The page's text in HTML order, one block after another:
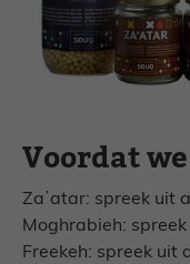
Voordat
Zaʼatar: spreek uit
Moghrabieh: spreek
Freekeh: spreek uit